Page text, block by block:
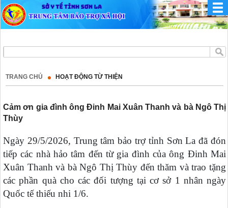
TRANG CHỦ HOẠT ĐỘNG TỪ THIỆN
Cảm ơn gia đình ông Đinh Mai Xuân Thanh và bà Ngô Thị
Thùy
Ngày 29/5/2026, Trung tâm bảo trợ tỉnh Sơn La đã đón
tiếp các nhà hảo tâm đến từ gia đình của ông Đinh Mai
Xuân Thanh và bà Ngô Thị Thùy đến thăm và trao tặng
các phần quà cho các đối tượng tại cơ sở 1 nhân ngày
Quốc tế thiếu nhi 1/6.